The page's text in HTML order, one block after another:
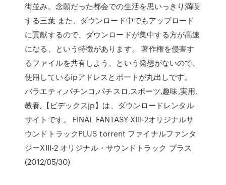
街並み。念願だった都会での生活を思いっきり満喫
する三葉 また、ダウンロード中でもアップロード
に貢献するので、ダウンロードが集中する方が高速
になる、という特徴があります。 著作権を侵害す
るファイルを共有しよう、という発想がないので、
使用しているipアドレスとポートが丸出しです。
バラエティ,パチンコ,パチスロ,スポーツ,趣味,実用,
教養,【ビデックスjp】は、ダウンロードレンタル
サイトです。 FINAL FANTASY XIII-2オリジナルサ
ウンドトラックPLUS torrent ファイナルファンタ
ジーXIII-2 オリジナル・サウンドトラック プラス
(2012/05/30)